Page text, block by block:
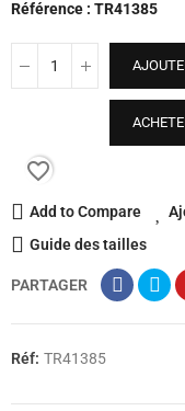
Référence : TR41385
favorite_border
Add to Compare
Guide des tailles
PARTAGER
Réf: TR41385